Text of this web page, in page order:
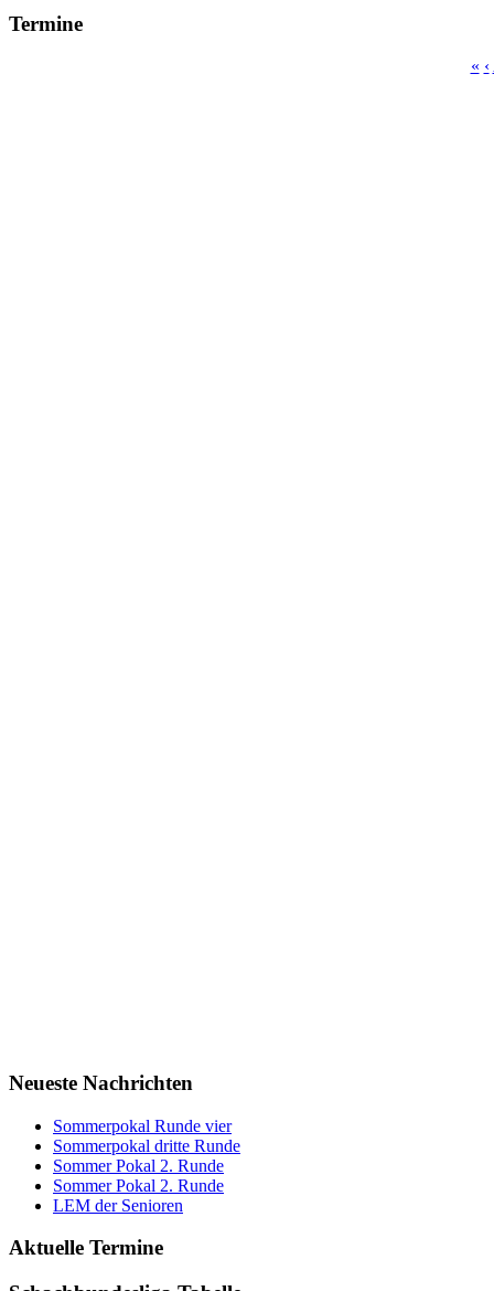
Termine
« ‹
Neueste Nachrichten
Sommerpokal Runde vier
Sommerpokal dritte Runde
Sommer Pokal 2. Runde
Sommer Pokal 2. Runde
LEM der Senioren
Aktuelle Termine